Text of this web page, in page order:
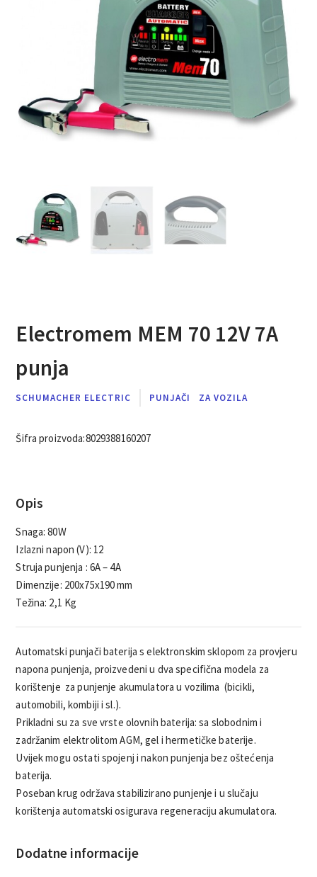
Electromem MEM 70 12V 7A
punja
SCHUMACHER ELECTRIC PUNJAČI ZA VOZILA
Šifra proizvoda:8029388160207
Opis
Snaga: 80W
Izlazni napon (V): 12
Struja punjenja : 6A – 4A
Dimenzije: 200x75x190 mm
Težina: 2,1 Kg
Automatski punjači baterija s elektronskim sklopom za provjeru
napona punjenja, proizvedeni u dva specifična modela za
korištenje za punjenje akumulatora u vozilima (bicikli,
automobili, kombiji i sl.).
Prikladni su za sve vrste olovnih baterija: sa slobodnim i
zadržanim elektrolitom AGM, gel i hermetičke baterije.
Uvijek mogu ostati spojenj i nakon punjenja bez oštećenja
baterija.
Poseban krug održava stabilizirano punjenje i u slučaju
korištenja automatski osigurava regeneraciju akumulatora.
Dodatne informacije